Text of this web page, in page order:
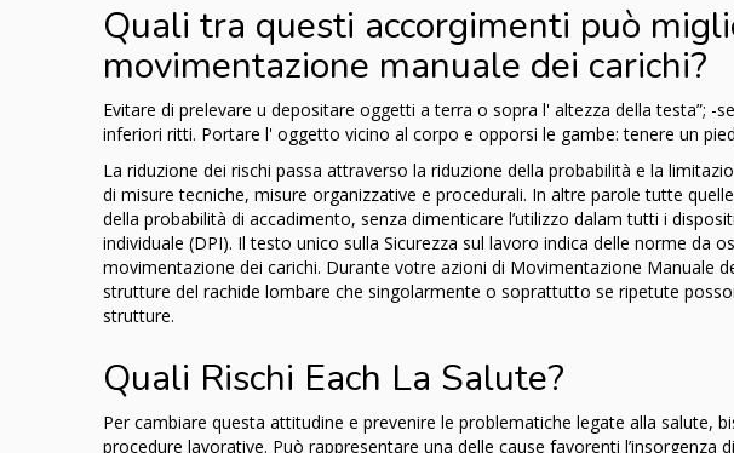
Quali tra questi accorgimenti può
movimentazione manuale dei carichi?
Evitare di prelevare u depositare oggetti a terra o sopra l' altezza della testa”; -
inferiori ritti. Portare l' oggetto vicino al corpo e opporsi le gambe: tenere un
La riduzione dei rischi passa attraverso la riduzione della probabilità e la
di misure tecniche, misure organizzative e procedurali. In altre parole tutte
della probabilità di accadimento, senza dimenticare l’utilizzo dalam tutti i
individuale (DPI). Il testo unico sulla Sicurezza sul lavoro indica delle norme da
movimentazione dei carichi. Durante votre azioni di Movimentazione Manuale
strutture del rachide lombare che singolarmente o soprattutto se ripetute
strutture.
Quali Rischi Each La Salute?
Per cambiare questa attitudine e prevenire le problematiche legate alla salute,
procedure lavorative. Può rappresentare una delle cause favorenti